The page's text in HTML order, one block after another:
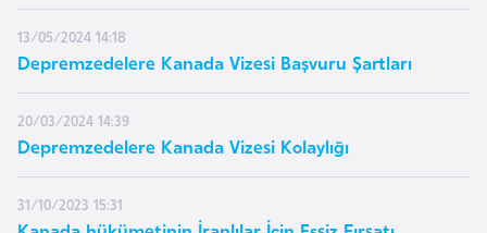
13/05/2024 14:18
Depremzedelere Kanada Vizesi Başvuru Şartları
20/03/2024 14:39
Depremzedelere Kanada Vizesi Kolaylığı
31/10/2023 15:31
y
a
A
z
e
r